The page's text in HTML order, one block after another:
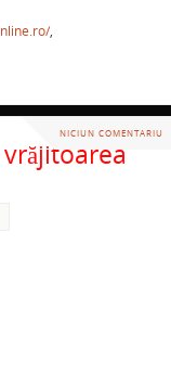
,
NICIUN COMENTARIU